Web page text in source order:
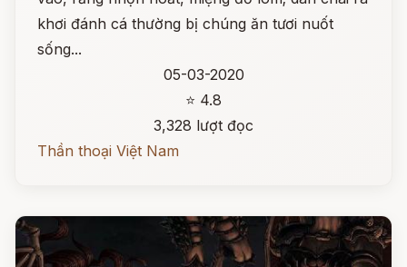
khơi đánh cá thường bị chúng ăn tươi nuốt
sống...
05-03-2020
⭐ 4.8
3,328 lượt đọc
Thần thoại Việt Nam